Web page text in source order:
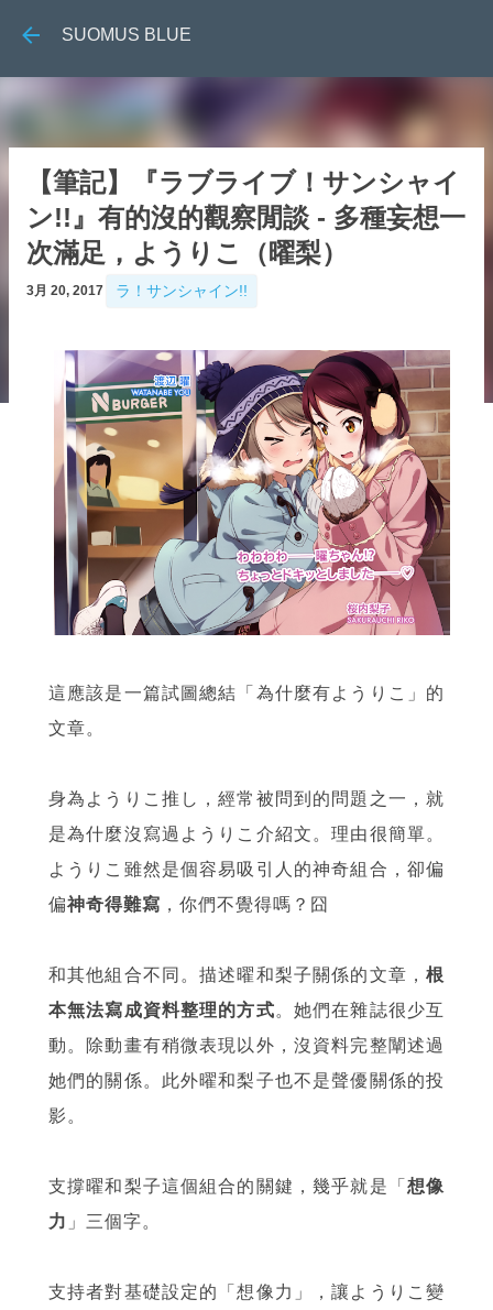
SUOMUS BLUE
【筆記】『ラブライブ！サンシャイ
ン!!』有的沒的觀察閒談 - 多種妄想一
次滿足，ようりこ（曜梨）
3月 20, 2017 ラ！サンシャイン!!
這應該是一篇試圖總結「為什麼有ようりこ」的
文章。
身為ようりこ推し，經常被問到的問題之一，就
是為什麼沒寫過ようりこ介紹文。理由很簡單。
ようりこ雖然是個容易吸引人的神奇組合，卻偏
偏神奇得難寫 ，你們不覺得嗎？囧
和其他組合不同。描述曜和梨子關係的文章， 根
本無法寫成資料整理的方式。她們在雜誌很少互
動。除動畫有稍微表現以外，沒資料完整闡述過
她們的關係。此外曜和梨子也不是聲優關係的投
影。
支撐曜和梨子這個組合的關鍵，幾乎就是「 想像
力 」三個字。
支持者對基礎設定的「想像力」，讓ようりこ變